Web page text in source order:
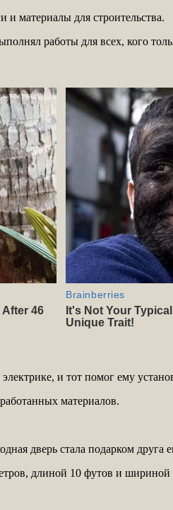
и материалы для строительства.
работы для всех, кого
и тот помог ему
материалов.
дверь стала подарком друга
длиной 10 футов и шириной